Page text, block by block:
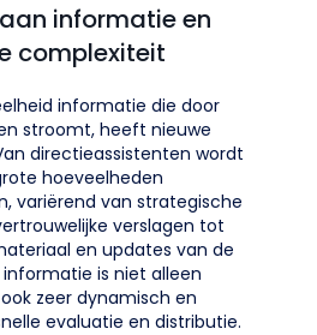
informatie en
complexiteit
informatie die door
stroomt, heeft nieuwe
directieassistenten wordt
hoeveelheden
variërend van strategische
verslagen tot
en updates van de
is niet alleen
zeer dynamisch en
evaluatie en distributie.